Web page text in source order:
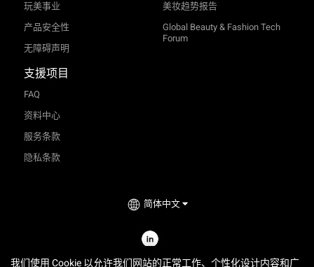
玩美事业
产品安全性
无障碍声明
美妆趋势报告
Global Beauty & Fashion Tech
Forum
支援项目
FAQ
资料中心
服务条款
隐私条款
简体中文
2026© Perfect Corp. All Rights Reserved.
我们使用 Cookie 以允许我们网站的正常工作、个性化设计内容和广